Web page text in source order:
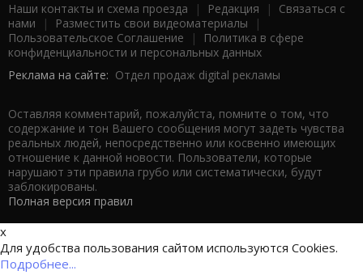
Наши контакты и схема проезда | Редакция | Связаться с
нами | Разместить свои видеоматериалы |
Пользовательское Соглашение |
Политика в сфере
конфиденциальности и персональных данных
Реклама на сайте: Отдел продаж digital рекламы
Оставляя комментарий, пожалуйста, помните о том, что
содержание и тон Вашего сообщения могут задеть чувства
реальных людей, непосредственно или косвенно имеющих
отношение к данной новости. Пользователи, которые
нарушают эти правила грубо или систематически, будут
заблокированы.
Полная версия правил
x
Для удобства пользования сайтом используются Cookies.
Подробнее...